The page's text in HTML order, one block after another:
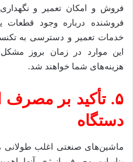
فروش و امکان تعمیر و
فروشنده درباره وجود قطعات
خدمات تعمیر و دسترسی به
این موارد در زمان بروز
هزینه‌های شما خواهند شد.
۵. تأکید بر مصرف
دستگاه
ماشین‌های صنعتی اغلب طولانی